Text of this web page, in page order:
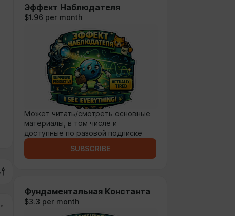
Эффект Наблюдателя
$1.96 per month
Может читать/смотреть основные
материалы, в том числе и
доступные по разовой подписке
SUBSCRIBE
Фундаментальная Константа
$3.3 per month